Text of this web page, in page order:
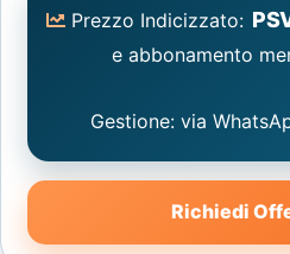
Prezzo Indicizzato:
e abbonamento
Gestione: via
Richiedi